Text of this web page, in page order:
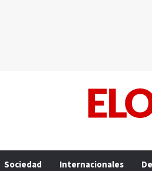
Sociedad Internacionales